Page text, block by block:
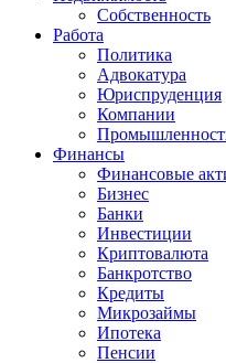
Собственность
Работа
Политика
Адвокатура
Юриспруденция
Компании
Финансы
Финансовые
Бизнес
Банки
Инвестиции
Криптовалюта
Банкротство
Кредиты
Микрозаймы
Ипотека
Пенсии